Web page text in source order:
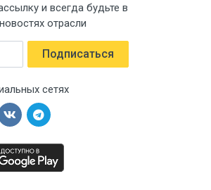
и всегда будьте в
отрасли
Подписаться
сетях